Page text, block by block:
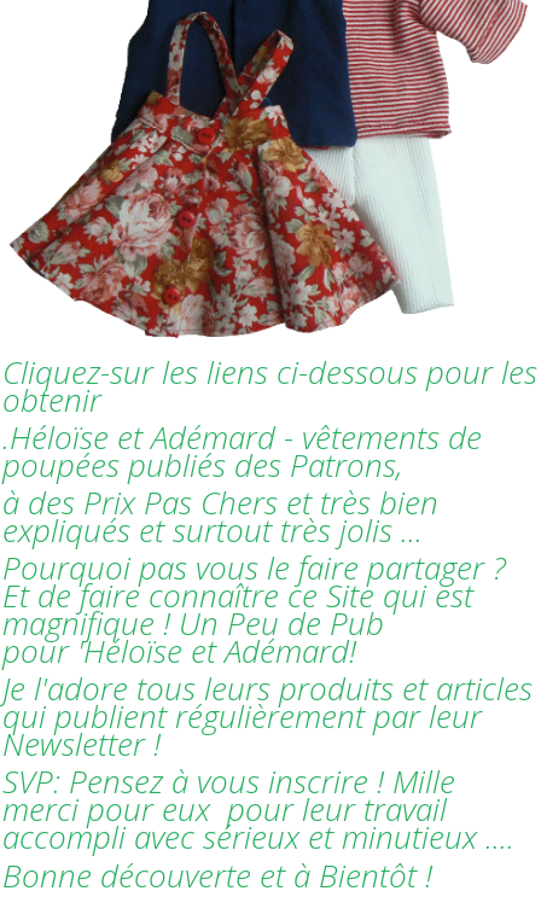
Cliquez-sur les liens ci-dessous pour les
obtenir
.Héloïse et Adémard - vêtements de
poupées publiés des Patrons,
à des Prix Pas Chers et très bien
expliqués et surtout très jolis ...
Pourquoi pas vous le faire partager ?
Et de faire connaître ce Site qui est
magnifique ! Un Peu de Pub
pour 'Héloïse et Adémard!
Je l'adore tous leurs produits et articles
qui publient régulièrement par leur
Newsletter !
SVP: Pensez à vous inscrire ! Mille
merci pour eux pour leur travail
accompli avec sérieux et minutieux ....
Bonne découverte et à Bientôt !